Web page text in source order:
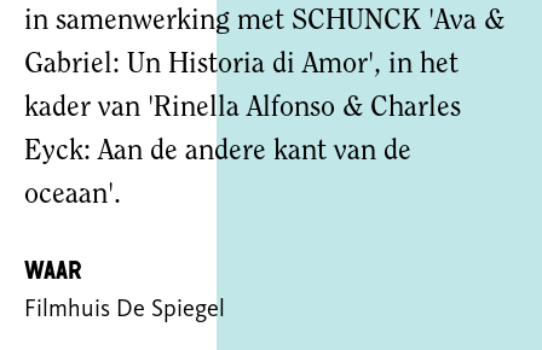
in samenwerking met SCHUNCK 'Ava &
Gabriel: Un Historia di Amor', in het
kader van 'Rinella Alfonso & Charles
Eyck: Aan de andere kant van de
oceaan'.
Waar
Filmhuis De Spiegel